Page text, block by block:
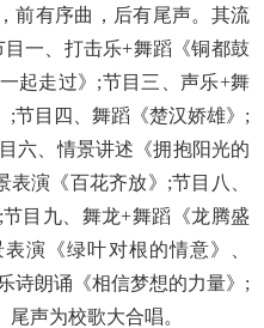
前有序曲，后有尾声。其流
一、打击乐+舞蹈《铜都鼓
起走过》;节目三、声乐+舞
;节目四、舞蹈《楚汉娇雄》;
六、情景讲述《拥抱阳光的
演《百花齐放》;节目八、
目九、舞龙+舞蹈《龙腾盛
演《绿叶对根的情意》、
诗朗诵《相信梦想的力量》;
声为校歌大合唱。